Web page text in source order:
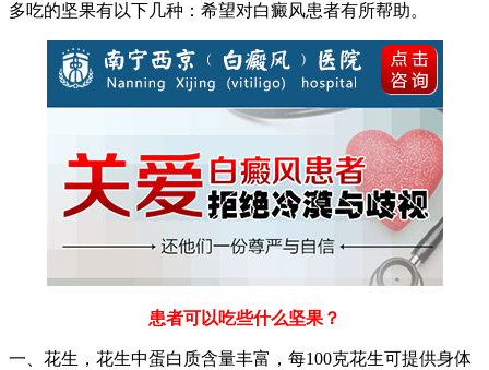
多吃的坚果有以下几种：希望对白癜风患者有所帮助。
患者可以吃些什么坚果？
一、花生，花生中蛋白质含量丰富，每100克花生可提供身体